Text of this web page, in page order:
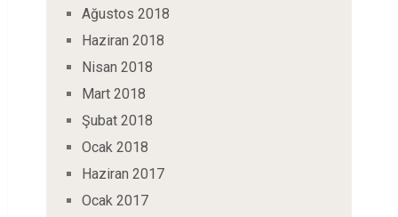
Ağustos 2018
Haziran 2018
Nisan 2018
Mart 2018
Şubat 2018
Ocak 2018
Haziran 2017
Ocak 2017